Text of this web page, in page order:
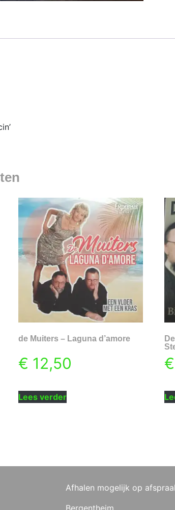
de Muiters – Laguna d’amore
€ 12,50
Lees verder
€
Afhalen mogelijk op
Bergentheim